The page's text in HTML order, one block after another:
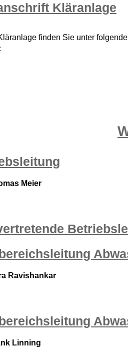
Kläranlage
finden Sie unter
Meier
Ravishankar
Linning